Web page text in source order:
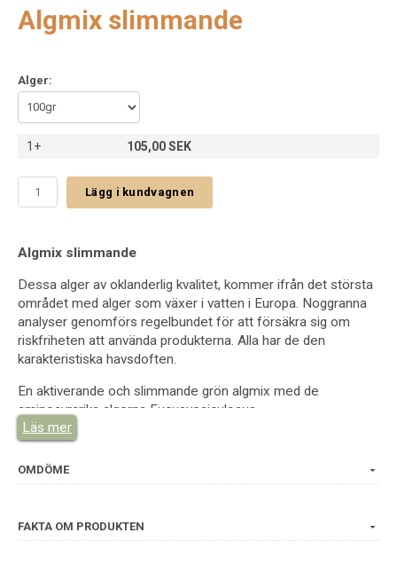
Algmix slimmande
Alger:
1+ 105,00 SEK
Lägg i kundvagnen
Algmix slimmande
Dessa alger av oklanderlig kvalitet, kommer ifrån det största
området med alger som växer i vatten i Europa. Noggranna
analyser genomförs regelbundet för att försäkra sig om
riskfriheten att använda produkterna. Alla har de den
karakteristiska havsdoften.
En aktiverande och slimmande grön algmix med de
aminosyrarika algerna Fucusvesiculosus,
Ascophyllumnodosum och Laminaria Diagitata som har en
slimmande effekt.
Vetenskapligt namn: Algae
area of growing algae in water in
Läs mer
OMDÖME
FAKTA OM PRODUKTEN